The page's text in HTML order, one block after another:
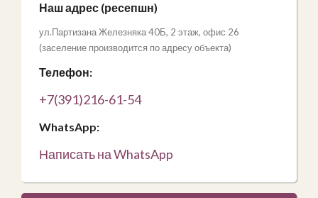
Наш адрес (ресепшн)
ул.Партизана Железняка 40Б, 2 этаж, офис 26
(заселение производится по адресу объекта)
Телефон:
+7(391)216-61-54
WhatsApp:
Написать на WhatsApp